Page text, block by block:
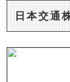
日本交通